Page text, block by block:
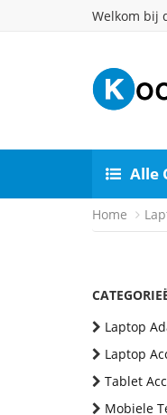
Welkom bij
Alle
Home
Laptop
Laptop
Tablet
Mobiele